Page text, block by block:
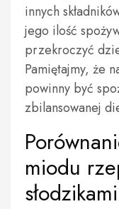
innych
jego ilość
przekroczyć
Pamiętajmy, że
powinny być
zbilansowanej
miodu
słodzikami